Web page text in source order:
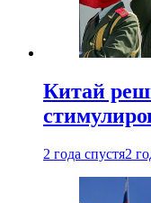
Китай
2 года спустя2